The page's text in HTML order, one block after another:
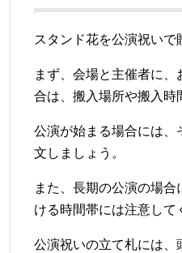
スタンド花を公演祝いで
まず、会場と主催者に
合は、搬入場所や搬入時
公演が始まる場合には、
文しましょう。
また、長期の公演の場
ける時間帯には注意して
公演祝いの立て札には、